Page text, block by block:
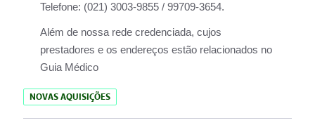
Telefone: (021) 3003-9855 / 99709-3654.
Além de nossa rede credenciada, cujos
prestadores e os endereços estão relacionados no
Guia Médico
NOVAS AQUISIÇÕES